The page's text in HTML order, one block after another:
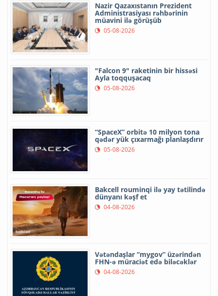
Nazir Qazaxıstanın Prezident
Administrasiyası rəhbərinin
müavini ilə görüşüb
05-08-2026
"Falcon 9" raketinin bir hissəsi
Ayla toqquşacaq
05-08-2026
“SpaceX” orbitə 10 milyon tona
qədər yük çıxarmağı planlaşdırır
05-08-2026
Bakcell rouminqi ilə yay tətilində
dünyanı kəşf et
04-08-2026
Vətəndaşlar “mygov” üzərindən
FHN-ə müraciət edə biləcəklər
04-08-2026